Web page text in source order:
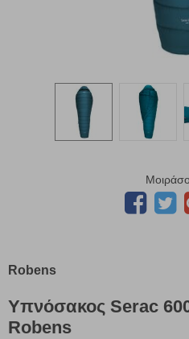
Robens
Υπνόσακος Serac
Robens